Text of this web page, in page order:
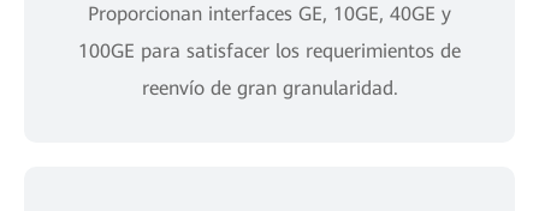
Proporcionan interfaces GE, 10GE, 40GE y
100GE para satisfacer los requerimientos de
reenvío de gran granularidad.